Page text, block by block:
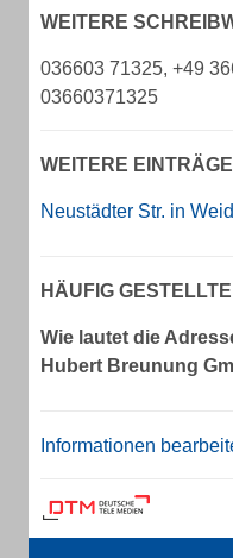
WEITERE
036603 71325, +49
03660371325
WEITERE
Neustädter Str. in
HÄUFIG
Wie lautet die
Hubert Breunung
Informationen